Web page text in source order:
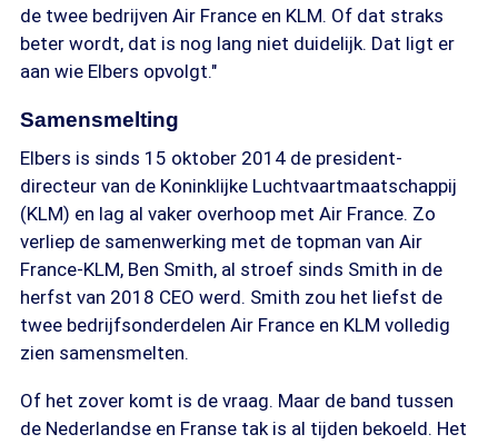
de twee bedrijven Air France en KLM. Of dat straks
beter wordt, dat is nog lang niet duidelijk. Dat ligt er
aan wie Elbers opvolgt."
Samensmelting
Elbers is sinds 15 oktober 2014 de president-
directeur van de Koninklijke Luchtvaartmaatschappij
(KLM) en lag al vaker overhoop met Air France. Zo
verliep de samenwerking met de topman van Air
France-KLM, Ben Smith, al stroef sinds Smith in de
herfst van 2018 CEO werd. Smith zou het liefst de
twee bedrijfsonderdelen Air France en KLM volledig
zien samensmelten.
Of het zover komt is de vraag. Maar de band tussen
de Nederlandse en Franse tak is al tijden bekoeld. Het